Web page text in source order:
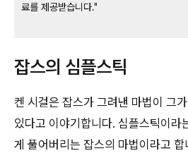
료를 제공받습니다."
잡스의 심플스틱
켄 시걸은 잡스가 그려낸 마법이 그
있다고 이야기합니다. 심플스틱이라
게 풀어버리는 잡스의 마법이라고